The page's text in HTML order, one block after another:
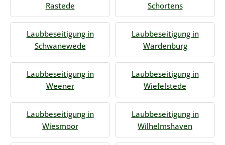
Rastede
Schortens
Laubbeseitigung in
Schwanewede
Laubbeseitigung in
Wardenburg
Laubbeseitigung in
Weener
Laubbeseitigung in
Wiefelstede
Laubbeseitigung in
Wiesmoor
Laubbeseitigung in
Wilhelmshaven